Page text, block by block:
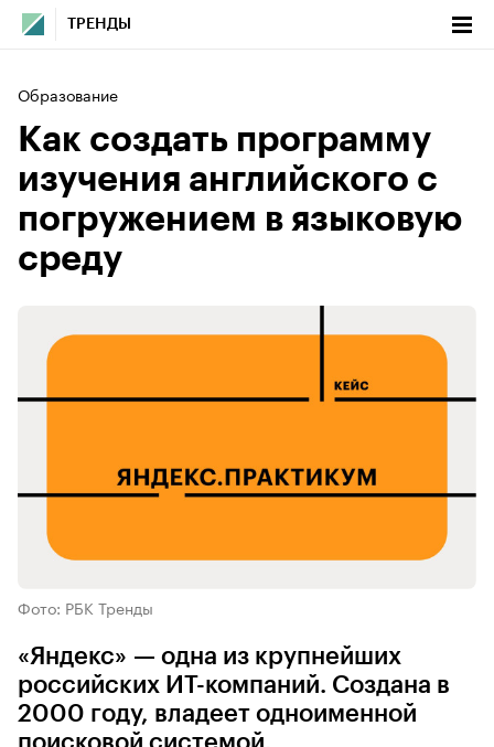
ТРЕНДЫ
Образование
Как создать программу
изучения английского с
погружением в языковую
среду
Фото: РБК Тренды
«Яндекс» — одна из крупнейших
российских ИТ-компаний. Создана в
2000 году, владеет одноименной